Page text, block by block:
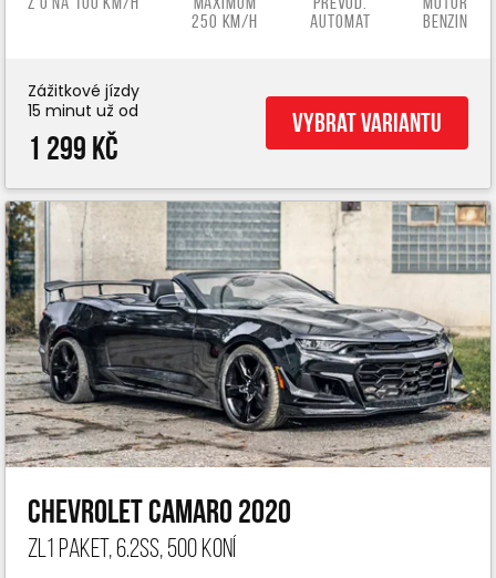
250 km/h
automat
benzin
Zážitkové jízdy
15 minut už od
1 299 Kč
Vybrat variantu
Chevrolet Camaro 2020
ZL1 paket, 6.2ss, 500 koní